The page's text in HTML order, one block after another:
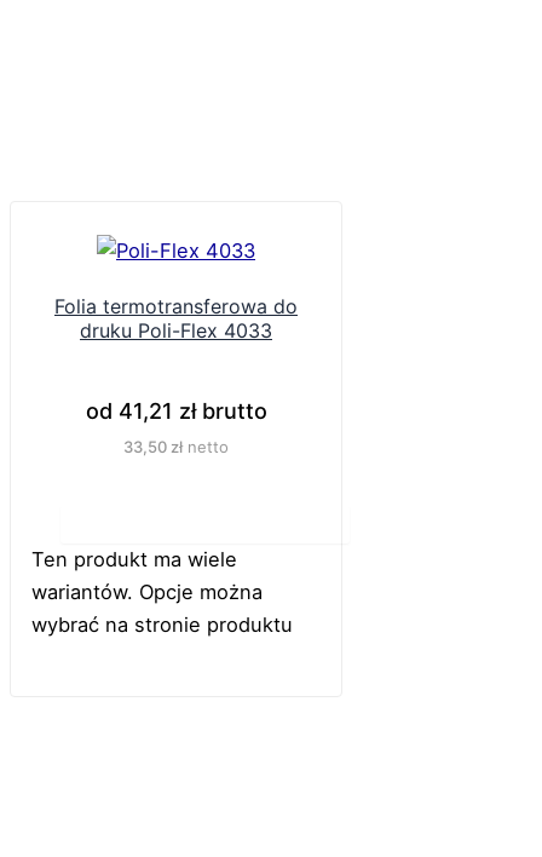
Folia termotransferowa do
druku Poli-Flex 4033
od 41,21 złbrutto
33,50 złnetto
Ten produkt ma wiele
wariantów. Opcje można
wybrać na stronie produktu